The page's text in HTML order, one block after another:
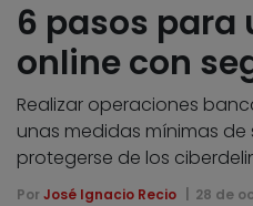
6 pasos para
online con
Realizar operaciones
unas medidas mínimas
protegerse de los
Por José Ignacio Recio 28 de